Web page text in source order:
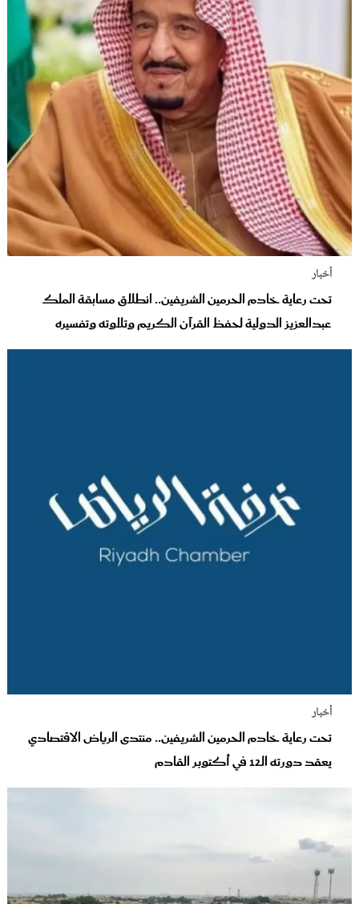
أخبار
تحت رعاية خادم الحرمين الشريفين.. انطلاق مسابقة الملك
عبدالعزيز الدولية لحفظ القرآن الكريم وتلاوته وتفسيره
أخبار
تحت رعاية خادم الحرمين الشريفين.. منتدى الرياض الاقتصادي
يعقد دورته الـ12 في أكتوبر القادم